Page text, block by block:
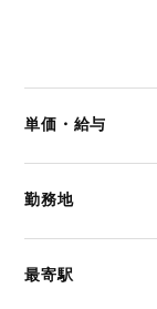
単価・給与
勤務地
最寄駅